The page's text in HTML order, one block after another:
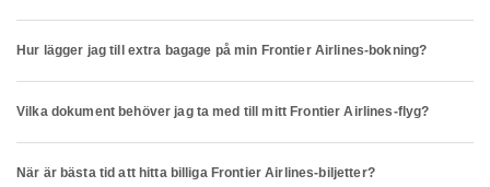
Hur lägger jag till extra bagage på min Frontier Airlines-bokning?
Vilka dokument behöver jag ta med till mitt Frontier Airlines-flyg?
När är bästa tid att hitta billiga Frontier Airlines-biljetter?